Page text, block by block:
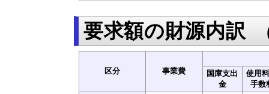
要求額の財源内訳
区分 事業費
国庫支出
金
使用
手数